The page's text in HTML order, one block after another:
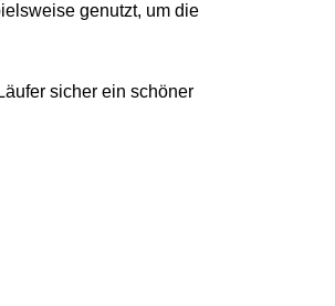
genutzt, um die
sicher ein schöner